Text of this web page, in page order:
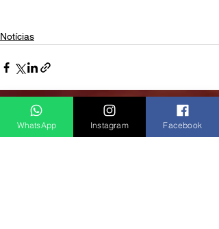
Notícias
Posts recentes Ver tudo
WhatsApp Instagram Facebook